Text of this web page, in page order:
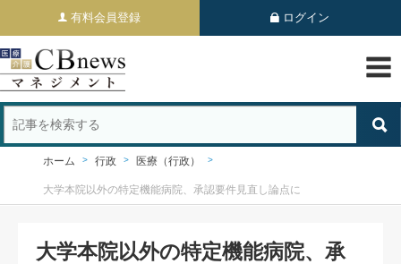
有料会員登録 ログイン
ホーム 行政 医療（行政）
大学本院以外の特定機能病院、承認要件見直し論点に
大学本院以外の特定機能病院、承